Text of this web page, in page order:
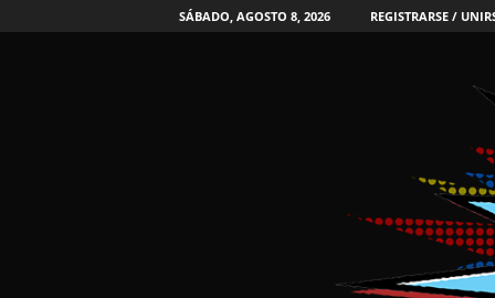
SÁBADO, AGOSTO 8, 2026 REGISTRARSE /